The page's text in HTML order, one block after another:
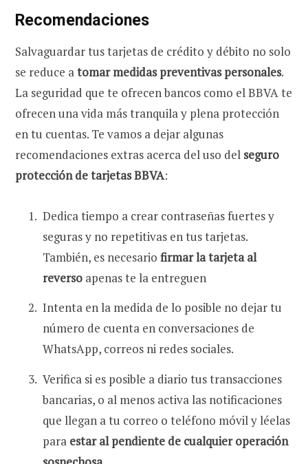
Recomendaciones
Salvaguardar tus tarjetas de crédito y débito no solo
se reduce atomar medidas preventivas personales.
La seguridad que te ofrecen bancos como el BBVA te
ofrecen una vida más tranquila y plena protección
en tu cuentas. Te vamos a dejar algunas
recomendaciones extras acerca del uso del seguro
protección de tarjetas BBVA:
Dedica tiempo a crear contraseñas fuertes y
seguras y no repetitivas en tus tarjetas.
También, es necesario firmar la tarjeta al
reverso apenas te la entreguen
Intenta en la medida de lo posible no dejar tu
número de cuenta en conversaciones de
WhatsApp, correos ni redes sociales.
Verifica si es posible a diario tus transacciones
bancarias, o al menos activa las notificaciones
que llegan a tu correo o teléfono móvil y léelas
para estar al pendiente de cualquier operación